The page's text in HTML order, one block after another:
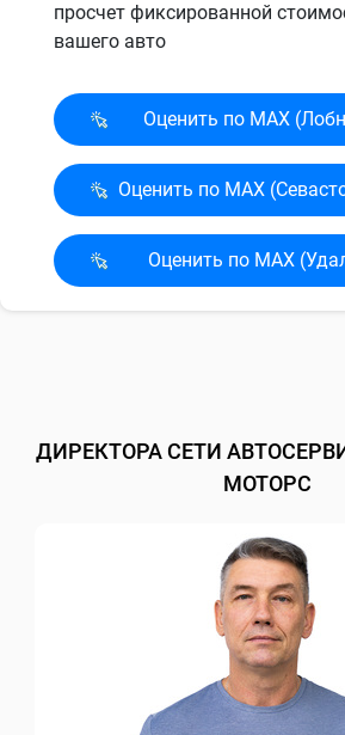
просчет фиксированной
вашего авто
Оценить по MAX
Оценить по MAX
Оценить по MAX
ДИРЕКТОРА СЕТИ
МОТОРС